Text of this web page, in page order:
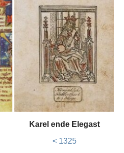
Karel ende Elegast
< 1325